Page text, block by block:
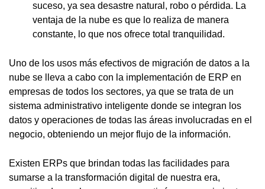
suceso, ya sea desastre natural, robo o pérdida. La
ventaja de la nube es que lo realiza de manera
constante, lo que nos ofrece total tranquilidad.
Uno de los usos más efectivos de migración de datos a la
nube se lleva a cabo con la implementación de ERP en
empresas de todos los sectores, ya que se trata de un
sistema administrativo inteligente donde se integran los
datos y operaciones de todas las áreas involucradas en el
negocio, obteniendo un mejor flujo de la información.
Existen ERPs que brindan todas las facilidades para
sumarse a la transformación digital de nuestra era,